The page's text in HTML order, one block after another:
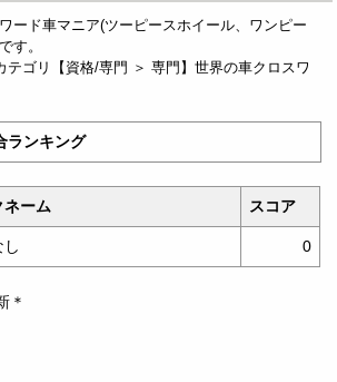
ード車マニア(ツーピースホイール、ワンピー
す。
テゴリ【資格/専門 ＞ 専門】世界の車クロスワ
ランキング
ネーム スコア
し 0
＊